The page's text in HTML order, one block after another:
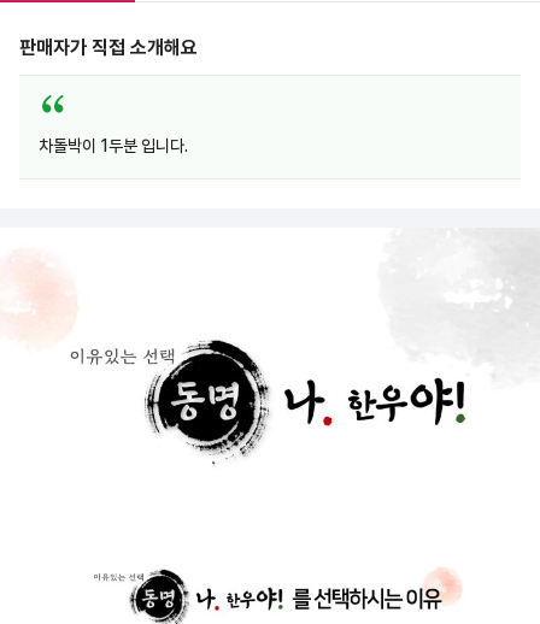
판매자가 직접 소개해요
차돌박이 1두분 입니다.